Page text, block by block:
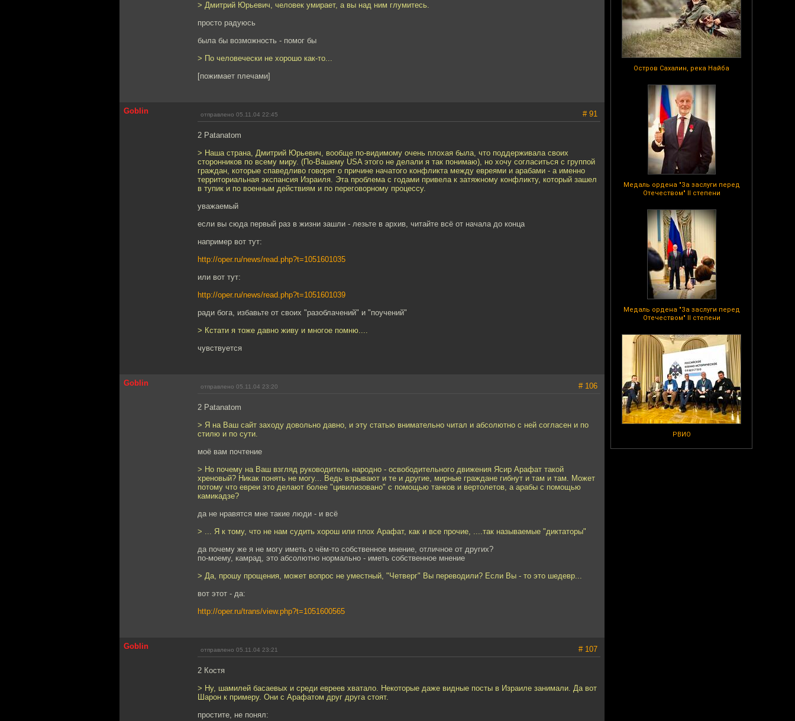
Остров Сахалин, река Найба
Медаль ордена "За заслуги перед
Отечеством" II степени
Медаль ордена "За заслуги перед
Отечеством" II степени
РВИО
> Дмитрий Юрьевич, человек умирает, а вы над ним глумитесь.
просто радуюсь
была бы возможность - помог бы
> По человечески не хорошо как-то...
[пожимает плечами]
Goblin отправлено 05.11.04 22:45 # 91
2 Patanatom
> Наша страна, Дмитрий Юрьевич, вообще по-видимому очень плохая была, что поддерживала своих
сторонников по всему миру. (По-Вашему USA этого не делали я так понимаю), но хочу согласиться с группой
граждан, которые спаведливо говорят о причине начатого конфликта между евреями и арабами - а именно
территориальная экспансия Израиля. Эта проблема с годами привела к затяжному конфликту, который зашел
в тупик и по военным действиям и по переговорному процессу.
уважаемый
если вы сюда первый раз в жизни зашли - лезьте в архив, читайте всё от начала до конца
например вот тут:
http://oper.ru/news/read.php?t=1051601035
или вот тут:
http://oper.ru/news/read.php?t=1051601039
ради бога, избавьте от своих "разоблачений" и "поучений"
> Кстати я тоже давно живу и многое помню....
чувствуется
Goblin отправлено 05.11.04 23:20 # 106
2 Patanatom
> Я на Ваш сайт заходу довольно давно, и эту статью внимательно читал и абсолютно с ней согласен и по
стилю и по сути.
моё вам почтение
> Но почему на Ваш взгляд руководитель народно - освободительного движения Ясир Арафат такой
хреновый? Никак понять не могу... Ведь взрывают и те и другие, мирные граждане гибнут и там и там. Может
потому что евреи это делают более "цивилизовано" с помощью танков и вертолетов, а арабы с помощью
камикадзе?
да не нравятся мне такие люди - и всё
> ... Я к тому, что не нам судить хорош или плох Арафат, как и все прочие, ....так называемые "диктаторы"
да почему же я не могу иметь о чём-то собственное мнение, отличное от других?
по-моему, камрад, это абсолютно нормально - иметь собственное мнение
> Да, прошу прощения, может вопрос не уместный, "Четверг" Вы переводили? Если Вы - то это шедевр...
вот этот - да:
http://oper.ru/trans/view.php?t=1051600565
Goblin отправлено 05.11.04 23:21 # 107
2 Костя
> Ну, шамилей басаевых и среди евреев хватало. Некоторые даже видные посты в Израиле занимали. Да вот
Шарон к примеру. Они с Арафатом друг друга стоят.
простите, не понял: